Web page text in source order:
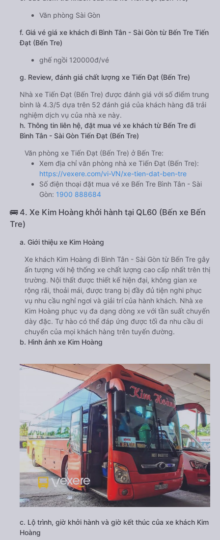
Văn phòng Sài Gòn
f. Giá vé giá xe khách đi Bình Tân - Sài Gòn từ Bến Tre Tiến
Đạt (Bến Tre)
ghế ngồi 120000đ/vé
g. Review, đánh giá chất lượng xe Tiến Đạt (Bến Tre)
Nhà xe Tiến Đạt (Bến Tre) được đánh giá với số điểm trung
bình là 4.3/5 dựa trên 52 đánh giá của khách hàng đã trải
nghiệm dịch vụ của nhà xe này.
h. Thông tin liên hệ, đặt mua vé xe khách từ Bến Tre đi
Bình Tân - Sài Gòn Tiến Đạt (Bến Tre)
Văn phòng xe Tiến Đạt (Bến Tre) ở Bến Tre:
Xem địa chỉ văn phòng nhà xe Tiến Đạt (Bến Tre):
https://vexere.com/vi-VN/xe-tien-dat-ben-tre
Số điện thoại đặt mua vé xe Bến Tre Bình Tân - Sài
Gòn: 1900 888684
🚌 4. Xe Kim Hoàng khởi hành tại QL60 (Bến xe Bến
Tre)
a. Giới thiệu xe Kim Hoàng
Xe khách Kim Hoàng đi Bình Tân - Sài Gòn từ Bến Tre gây
ấn tượng với hệ thống xe chất lượng cao cấp nhất trên thị
trường. Nội thất được thiết kế hiện đại, không gian xe
rộng rãi, thoải mái, được trang bị đầy đủ tiện nghi phục
vụ nhu cầu nghỉ ngơi và giải trí của hành khách. Nhà xe
Kim Hoàng phục vụ đa dạng dòng xe với tần suất chuyến
dày đặc. Tự hào có thể đáp ứng được tối đa nhu cầu di
chuyển của mọi khách hàng trên tuyến đường.
b. Hình ảnh xe Kim Hoàng
c. Lộ trình, giờ khởi hành và giờ kết thúc của xe khách Kim
Hoàng